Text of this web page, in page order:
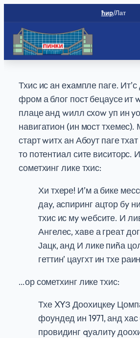
ћир/Лат
цонтент
Тхис ис ан еxампле паге.
фром а блог пост бецаусе ит
плаце анд wилл схоw уп ин
навигатион (ин мост
старт wитх ан Абоут паге
то потентиал сите виситорс.
сометхинг лике тхис:
Хи тхере! И’м а бике
даy, аспиринг ацтор бy
тхис ис мy wебсите. И
Ангелес, хаве а греат
Јацк, анд И лике пиñа
геттин’ цаугхт ин тхе
…ор сометхинг лике тхис:
Тхе XYЗ Доохицкеy
фоундед ин 1971, анд
провидинг qуалитy